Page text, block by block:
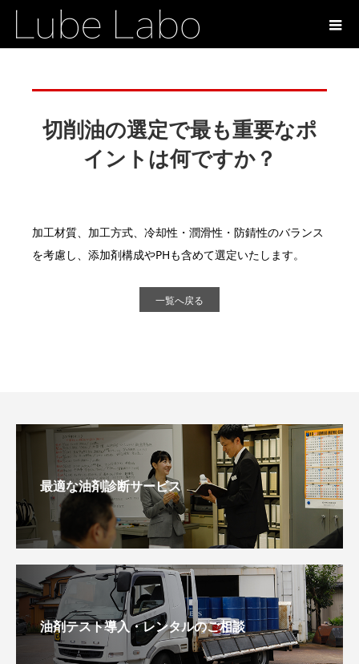
切削油の選定で最も重要なポ
イントは何ですか？
加工材質、加工方式、冷却性・潤滑性・防錆性のバランス
を考慮し、添加剤構成やPHも含めて選定いたします。
一覧へ戻る
最適な油剤診断サービス
油剤テスト導入・レンタルのご相談